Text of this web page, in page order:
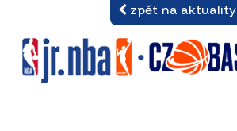
zpět na aktuality